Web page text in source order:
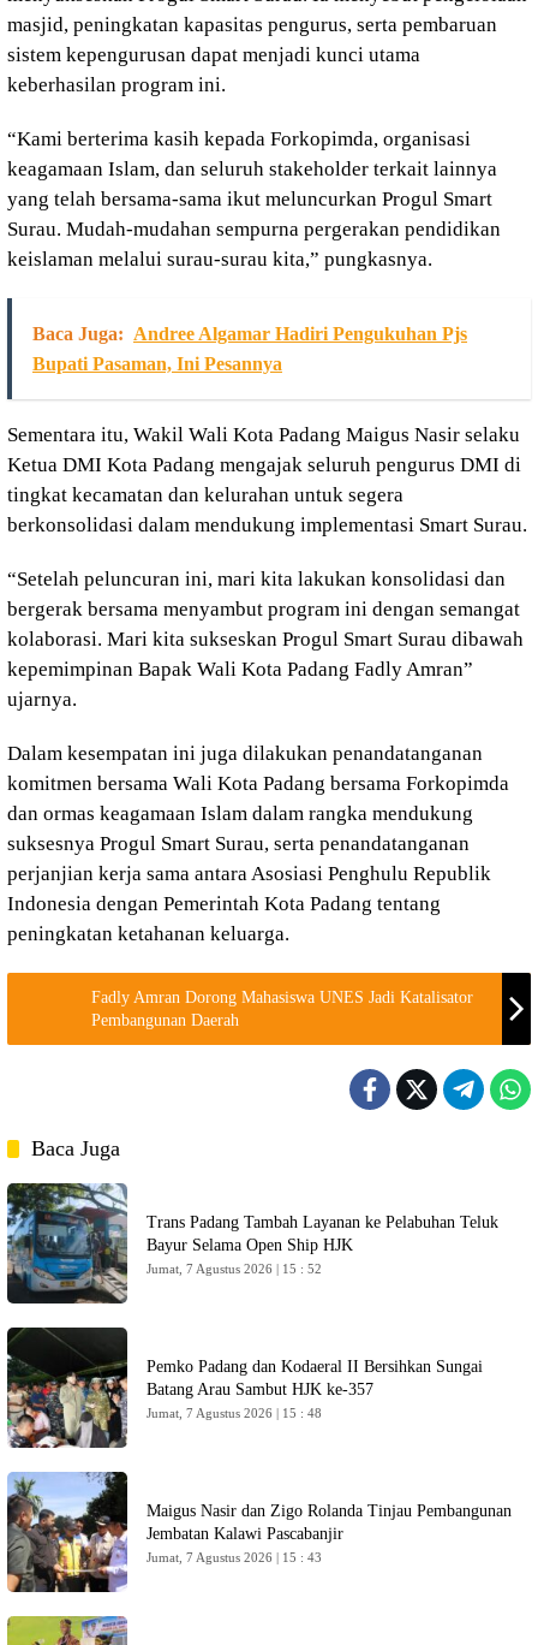
masjid, peningkatan kapasitas pengurus, serta pembaruan
sistem kepengurusan dapat menjadi kunci utama
keberhasilan program ini.
“Kami berterima kasih kepada Forkopimda, organisasi
keagamaan Islam, dan seluruh stakeholder terkait lainnya
yang telah bersama-sama ikut meluncurkan Progul Smart
Surau. Mudah-mudahan sempurna pergerakan pendidikan
keislaman melalui surau-surau kita,” pungkasnya.
Baca Juga: Andree Algamar Hadiri Pengukuhan Pjs
Bupati Pasaman, Ini Pesannya
Sementara itu, Wakil Wali Kota Padang Maigus Nasir selaku
Ketua DMI Kota Padang mengajak seluruh pengurus DMI di
tingkat kecamatan dan kelurahan untuk segera
berkonsolidasi dalam mendukung implementasi Smart Surau.
“Setelah peluncuran ini, mari kita lakukan konsolidasi dan
bergerak bersama menyambut program ini dengan semangat
kolaborasi. Mari kita sukseskan Progul Smart Surau dibawah
kepemimpinan Bapak Wali Kota Padang Fadly Amran”
ujarnya.
Dalam kesempatan ini juga dilakukan penandatanganan
komitmen bersama Wali Kota Padang bersama Forkopimda
dan ormas keagamaan Islam dalam rangka mendukung
suksesnya Progul Smart Surau, serta penandatanganan
perjanjian kerja sama antara Asosiasi Penghulu Republik
Indonesia dengan Pemerintah Kota Padang tentang
peningkatan ketahanan keluarga.
Fadly Amran Dorong Mahasiswa UNES Jadi Katalisator
Pembangunan Daerah
Baca Juga
Trans Padang Tambah Layanan ke Pelabuhan Teluk
Bayur Selama Open Ship HJK
Jumat, 7 Agustus 2026 | 15 : 52
Pemko Padang dan Kodaeral II Bersihkan Sungai
Batang Arau Sambut HJK ke-357
Jumat, 7 Agustus 2026 | 15 : 48
Maigus Nasir dan Zigo Rolanda Tinjau Pembangunan
Jembatan Kalawi Pascabanjir
Jumat, 7 Agustus 2026 | 15 : 43